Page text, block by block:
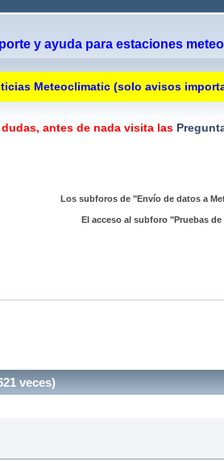
y ayuda para estaciones
Meteoclimatic (solo avisos
antes de nada visita las
Los subforos de "Envío de datos a
El acceso al subforo "Pruebas
veces)